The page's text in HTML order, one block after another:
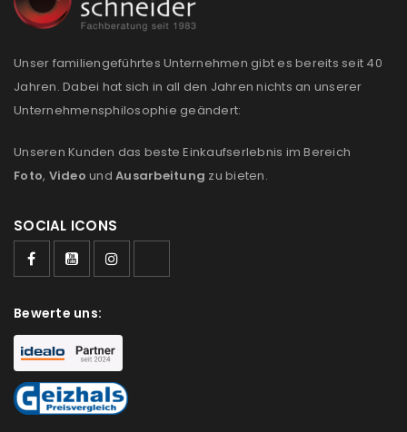
Please select all the ways you would like to hear from
Ja, ich möchte ein Kundenkonto eröffnen und
akzeptiere dieDatenschutzerklärung. *
Unser familiengeführtes Unternehmen gibt es bereits seit 40
Jahren. Dabei hat sich in all den Jahren nichts an unserer
Unternehmensphilosophie geändert:
Unseren Kunden das beste Einkaufserlebnis im Bereich
Foto, Video und Ausarbeitung zu bieten.
SOCIAL ICONS
Bewerte uns: